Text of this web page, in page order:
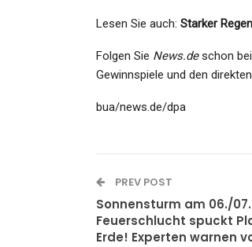
Lesen Sie auch: Starker
Folgen Sie News.deschon bei
Gewinnspiele und den
bua/news.de/dpa
PREV POST
Sonnensturm am 06./
Feuerschlucht spuckt
Erde! Experten warnen